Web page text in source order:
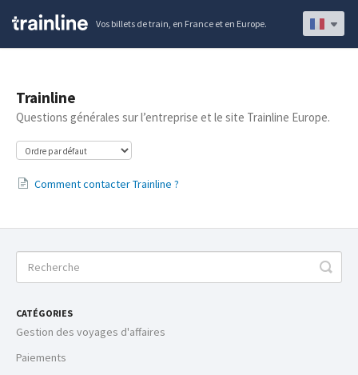
Vos billets de train, en France et en Europe.
Trainline
Questions générales sur l’entreprise et le site Trainline Europe.
Comment contacter Trainline ?
CATÉGORIES
Gestion des voyages d'affaires
Paiements